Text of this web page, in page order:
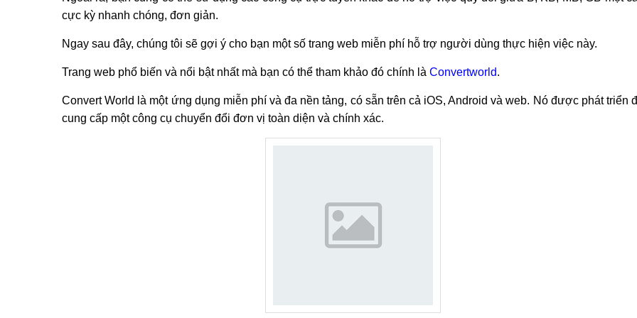
cực kỳ nhanh chóng, đơn giản.
Ngay sau đây, chúng tôi sẽ gợi ý cho bạn một số trang web miễn phí hỗ trợ người dùng thực hiện việc này.
Trang web phổ biến và nổi bật nhất mà bạn có thể tham khảo đó chính là Convertworld.
Convert World là một ứng dụng miễn phí và đa nền tảng, có sẵn trên cả iOS, Android và web. Nó được phát triển
cung cấp một công cụ chuyển đổi đơn vị toàn diện và chính xác.